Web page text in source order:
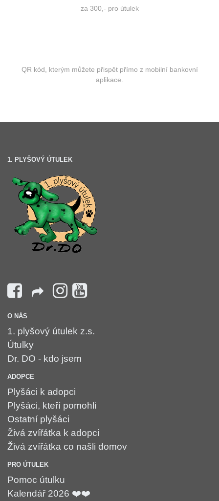
za 300,- pro útulek
QR kód, kterým můžete přispět přímo z mobilní bankovní
aplikace.
1. PLYŠOVÝ ÚTULEK
O NÁS
1. plyšový útulek z.s.
Útulky
Dr. DO - kdo jsem
ADOPCE
Plyšáci k adopci
Plyšáci, kteří pomohli
Ostatní plyšáci
Živá zvířátka k adopci
Živá zvířátka co našli domov
PRO ÚTULEK
Pomoc útulku
Kalendář 2026 ❤️❤️